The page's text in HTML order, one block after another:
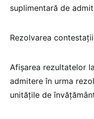
suplimentară de
Rezolvarea
Afișarea rezultatelor
admitere în urma
unitățile de